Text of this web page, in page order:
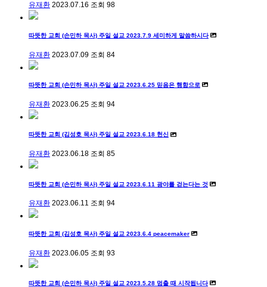
유재환 2023.07.16 조회 98
따뜻한 교회 (손민하 목사) 주일 설교 2023.7.9 세미하게 말씀하시다
유재환 2023.07.09 조회 84
따뜻한 교회 (손민하 목사) 주일 설교 2023.6.25 믿음은 행함으로
유재환 2023.06.25 조회 94
따뜻한 교회 (김성호 목사) 주일 설교 2023.6.18 헌신
유재환 2023.06.18 조회 85
따뜻한 교회 (손민하 목사) 주일 설교 2023.6.11 광야를 걷는다는 것
유재환 2023.06.11 조회 94
따뜻한 교회 (김성호 목사) 주일 설교 2023.6.4 peacemaker
유재환 2023.06.05 조회 93
따뜻한 교회 (손민하 목사) 주일 설교 2023.5.28 멈출 때 시작됩니다